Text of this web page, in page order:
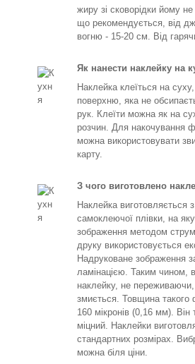
З чого виготовлено
Наклейка виготовляється з
самоклеючої плівки, на
зображення методом
друку використовується
Надруковане зображення
ламінацією. Таким чином,
наклейку, не
змиється. Товщина такого
160 мікронів (0,16 мм).
міцний. Наклейки
стандартних розмірах.
можна біля ціни.
Як нанести наклейку на
Наклейка клеїться на
поверхню, яка не
рук. Клеїти можна як на
розчин. Для накочування
можна використовувати
карту.
жиру зі сковорідки йому
що рекомендується, від
вогню - 15-20 см. Від